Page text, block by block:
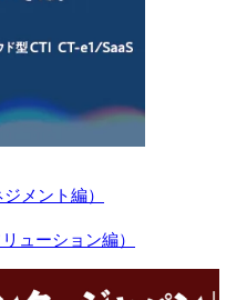
メント編）
ューション編）